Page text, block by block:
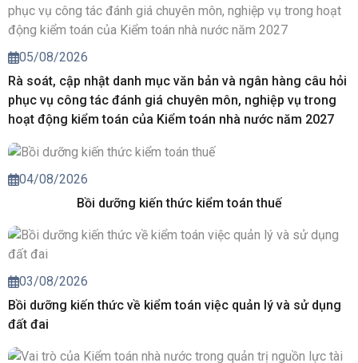
05/08/2026
Rà soát, cập nhật danh mục văn bản và ngân hàng câu hỏi
phục vụ công tác đánh giá chuyên môn, nghiệp vụ trong
hoạt động kiểm toán của Kiểm toán nhà nước năm 2027
04/08/2026
Bồi dưỡng kiến thức kiểm toán thuế
03/08/2026
Bồi dưỡng kiến thức về kiểm toán việc quản lý và sử dụng
đất đai